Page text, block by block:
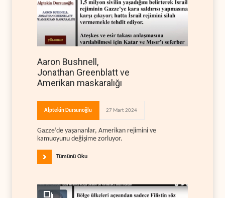
Aaron Bushnell,
Jonathan Greenblatt ve
Amerikan maskaralığı
Alptekin Dursunoğlu 27 Mart 2024
Gazze’de yaşananlar, Amerikan rejimini ve
kamuoyunu değişime zorluyor.
Tümünü Oku